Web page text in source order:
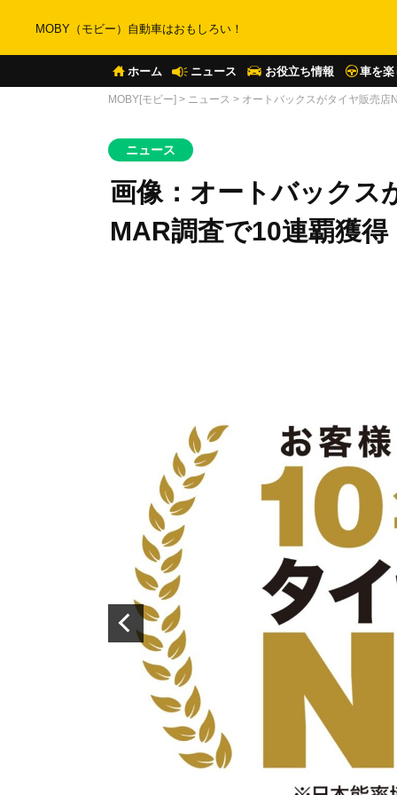
MOBY（モビー）自動車はおもしろい！
ホーム ニュース お役立ち情報 車を楽
MOBY[モビー] > ニュース > オートバックスがタイヤ販売
ニュース
画像：オートバック
MAR調査で10連覇獲得